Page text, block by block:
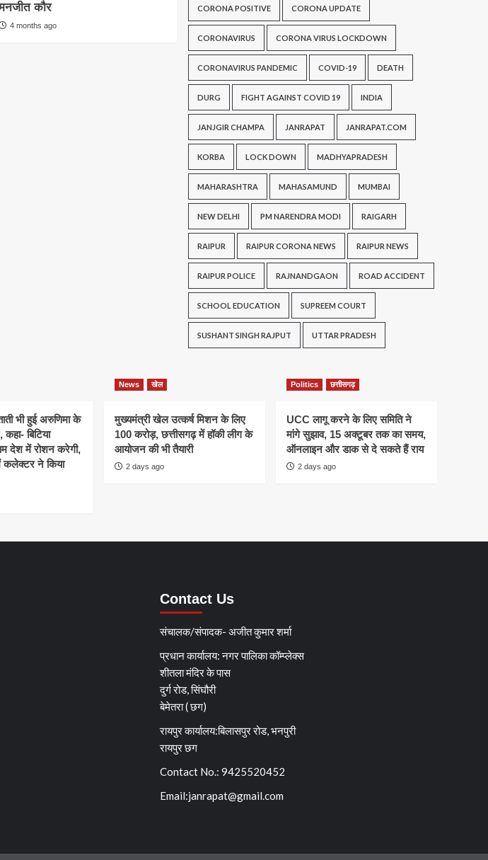
कौर
4 months ago
CORONA POSITIVE CORONA UPDATE
CORONAVIRUS CORONA VIRUS LOCKDOWN
CORONAVIRUS PANDEMIC COVID-19 DEATH
DURG FIGHT AGAINST COVID 19 INDIA
JANJGIR CHAMPA JANRAPAT JANRAPAT.COM
KORBA LOCK DOWN MADHYAPRADESH
MAHARASHTRA MAHASAMUND MUMBAI
NEW DELHI PM NARENDRA MODI RAIGARH
RAIPUR RAIPUR CORONA NEWS RAIPUR NEWS
RAIPUR POLICE RAJNANDGAON ROAD ACCIDENT
SCHOOL EDUCATION SUPREEM COURT
SUSHANT SINGH RAJPUT UTTAR PRADESH
भी हुई अरुणिमा के
कहा- बिटिया
देश में रोशन करेगी,
कलेक्टर ने किया
News खेल
मुख्यमंत्री खेल उत्कर्ष मिशन के लिए
100 करोड़, छत्तीसगढ़ में हॉकी लीग के
आयोजन की भी तैयारी
2 days ago
Politics छत्तीसगढ़
UCC लागू करने के लिए समिति ने
मांगे सुझाव, 15 अक्टूबर तक का समय,
ऑनलाइन और डाक से दे सकते हैं राय
2 days ago
Contact Us
संचालक/संपादक- अजीत कुमार शर्मा
प्रधान कार्यालय: नगर पालिका कॉम्प्लेक्स
शीतला मंदिर के पास
दुर्ग रोड, सिंघौरी
बेमेतरा ( छग)
रायपुर कार्यालय:बिलासपुर रोड, भनपुरी
रायपुर छग
Contact No.: 9425520452
Email:janrapat@gmail.com